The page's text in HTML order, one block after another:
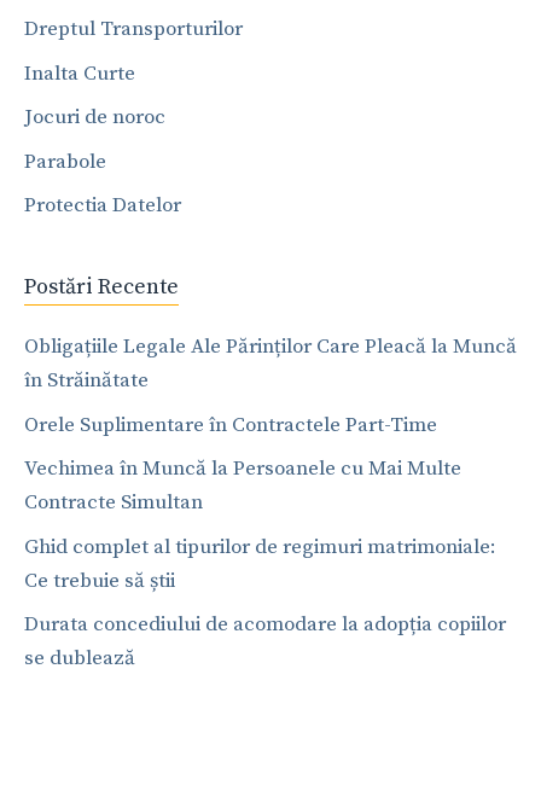
Dreptul Transporturilor
Inalta Curte
Jocuri de noroc
Parabole
Protectia Datelor
Postări Recente
Obligațiile Legale Ale Părinților Care Pleacă la Muncă
în Străinătate
Orele Suplimentare în Contractele Part-Time
Vechimea în Muncă la Persoanele cu Mai Multe
Contracte Simultan
Ghid complet al tipurilor de regimuri matrimoniale:
Ce trebuie să știi
Durata concediului de acomodare la adopția copiilor
se dublează